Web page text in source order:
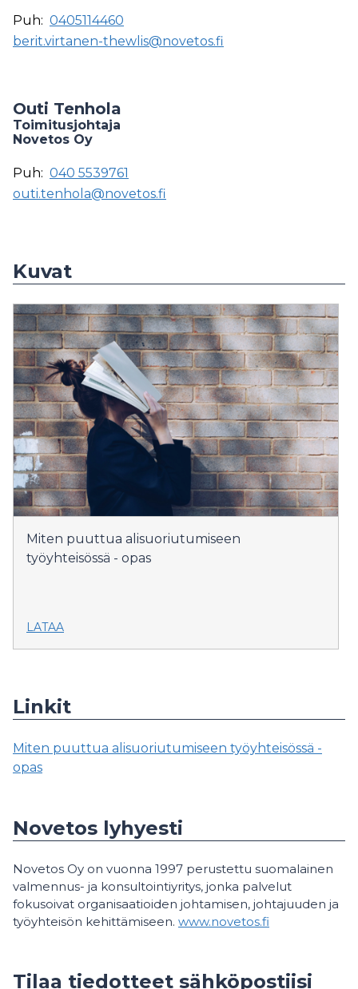
Puh: 0405114460
berit.virtanen-thewlis@novetos.fi
Outi Tenhola
Toimitusjohtaja
Novetos Oy
Puh: 040 5539761
outi.tenhola@novetos.fi
Kuvat
Miten puuttua alisuoriutumiseen
työyhteisössä - opas
LATAA
Linkit
Miten puuttua alisuoriutumiseen työyhteisössä -
opas
Novetos lyhyesti
Novetos Oy on vuonna 1997 perustettu suomalainen
valmennus- ja konsultointiyritys, jonka palvelut
fokusoivat organisaatioiden johtamisen, johtajuuden ja
työyhteisön kehittämiseen. www.novetos.fi
Tilaa tiedotteet sähköpostiisi